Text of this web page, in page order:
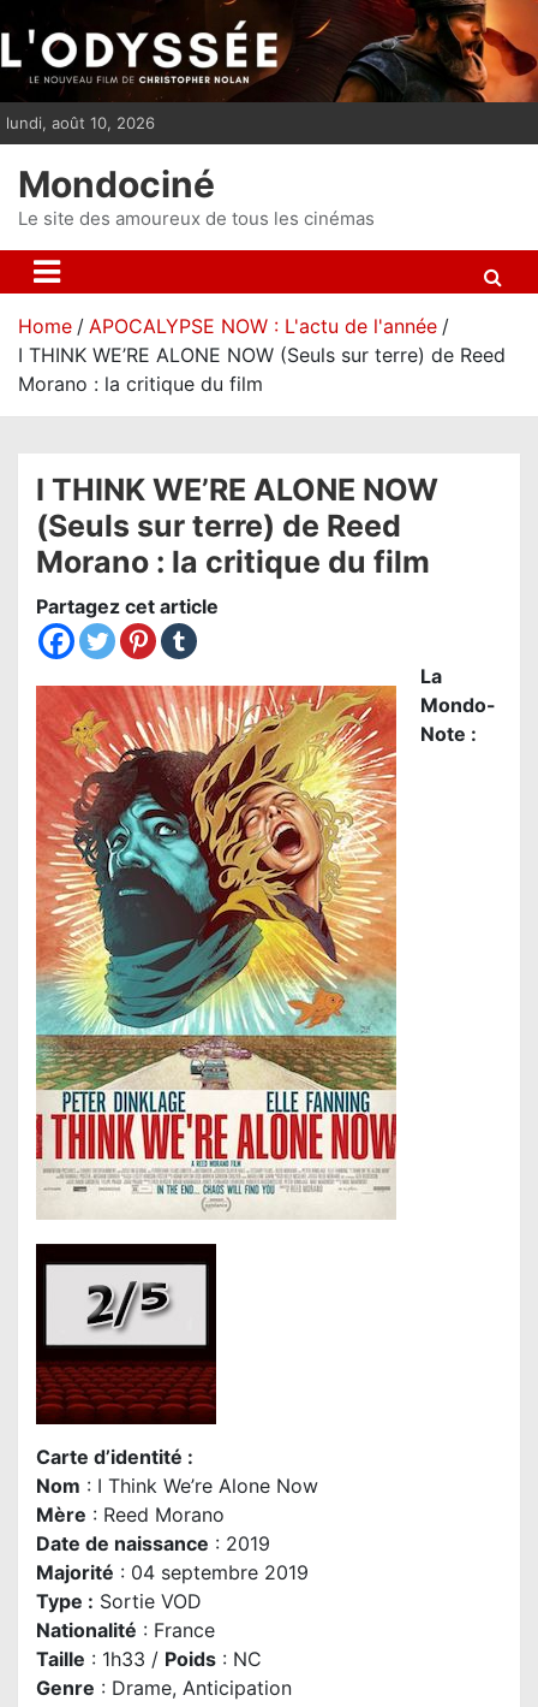
i
p
n
lundi, août 10, 2026
Mondociné
Le site des amoureux de tous les cinémas
Home
APOCALYPSE NOW : L'actu de l'année
I THINK WE’RE ALONE NOW (Seuls sur terre) de Reed
Morano : la critique du film
I THINK WE’RE ALONE NOW
(Seuls sur terre) de Reed
Morano : la critique du film
Partagez cet article
La
Mondo-
Note :
Carte d’identité :
Nom : I Think We’re Alone Now
Mère : Reed Morano
Date de naissance : 2019
Majorité : 04 septembre 2019
Type : Sortie VOD
Nationalité : France
Taille : 1h33 / Poids : NC
Genre : Drame, Anticipation